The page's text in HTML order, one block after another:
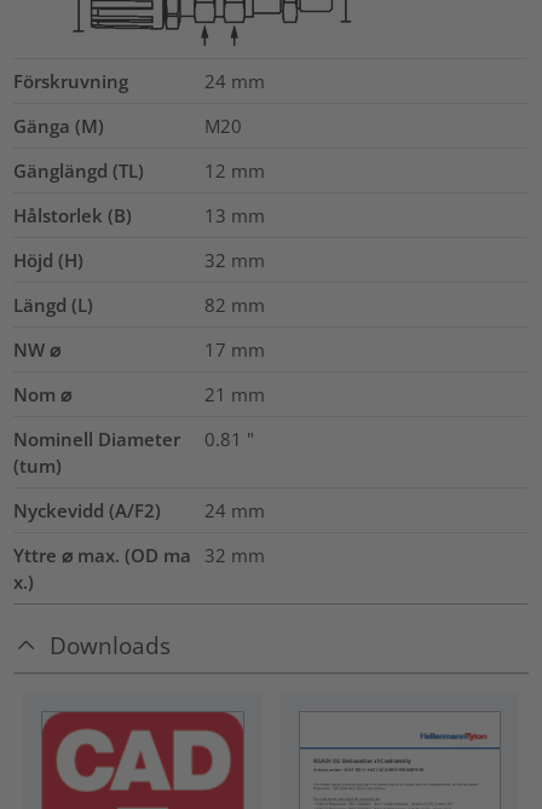
Förskruvning 24 mm
Gänga (M)
M20
Gänglängd (TL)
12 mm
Hålstorlek (B)
13 mm
Höjd (H)
32 mm
Längd (L)
82 mm
NW ⌀
17 mm
Nom ⌀
21 mm
Nominell Diameter
(tum)
0.81 "
Nyckevidd (A/F2) 24 mm
Yttre ⌀ max. (OD ma
x.)
32 mm
Downloads